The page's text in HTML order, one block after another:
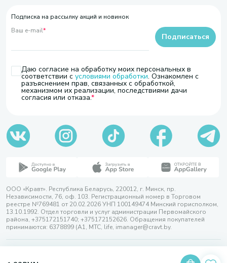
Подписка на рассылку акций и новинок
Ваш e-mail*
Даю согласие на обработку моих персональных в
соответствии с условиями обработки. Ознакомлен с
разъяснением прав, связанных с обработкой,
механизмом их реализации, последствиями дачи
согласия или отказа.
Подписаться
ООО «Кравт». Республика Беларусь, 220012, г. Минск, пр.
Независимости, 76, оф. 103. Регистрационный номер в Торговом
реестре №769481 от 20.02.2026 УНП 100149474 Минский горисполком,
13.10.1992. Отдел торговли и услуг администрации Первомайского
района, +375172151740; +375172152626. Обращения покупателей
принимаются: 6378899 (А1, МТС, life, imanager@cravt.by.